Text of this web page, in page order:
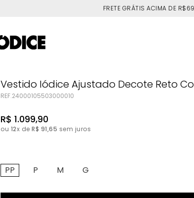
FRETE GRÁTIS ACIMA DE
Vestido Iódice Ajustado Decote Reto
REF.24000105503000010
R$ 1.099,90
ou 12x de R$ 91,65 sem juros
PP P M G